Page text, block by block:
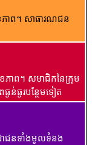
ាព។ សាធារណជន​
ាព។ សមាជិកនៃក្រុម
ធ្ងរបន្ថែមទៀត
ជាជនទាំងមូលទំនង